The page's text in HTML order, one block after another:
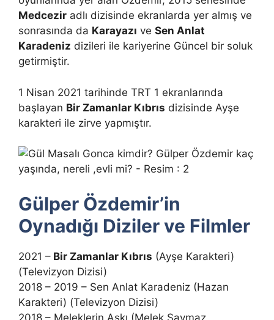
Medcezir adlı dizisinde ekranlarda yer almış ve
sonrasında da Karayazı ve Sen Anlat
Karadeniz dizileri ile kariyerine Güncel bir soluk
getirmiştir.
1 Nisan 2021 tarihinde TRT 1 ekranlarında
başlayan Bir Zamanlar Kıbrıs dizisinde Ayşe
karakteri ile zirve yapmıştır.
Gülper Özdemir’in
Oynadığı Diziler ve Filmler
2021 – Bir Zamanlar Kıbrıs (Ayşe Karakteri)
(Televizyon Dizisi)
2018 – 2019 – Sen Anlat Karadeniz (Hazan
Karakteri) (Televizyon Dizisi)
2018 – Meleklerin Aşkı (Melek Saymaz